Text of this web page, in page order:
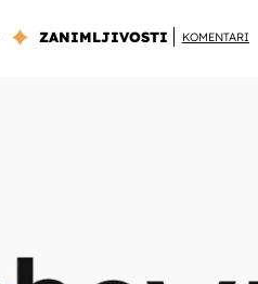
ZANIMLJIVOSTI KOMENTARI